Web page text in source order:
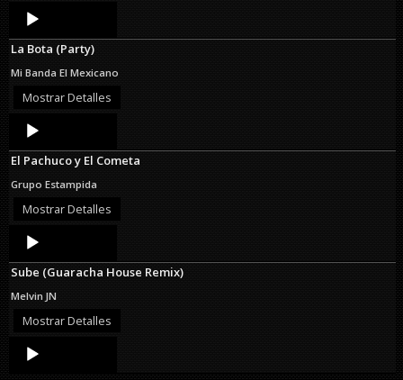
Audio
Player
La Bota (Party)
Mi Banda El Mexicano
Mostrar Detalles
Audio
Player
El Pachuco y El Cometa
Grupo Estampida
Mostrar Detalles
Audio
Player
Sube (Guaracha House Remix)
Melvin JN
Mostrar Detalles
Audio
Player